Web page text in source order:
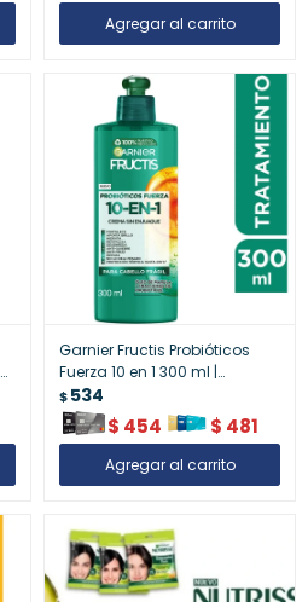
Garnier Fructis Probióticos
Fuerza 10 en 1 300 ml |
Shampoo Nutritivo para
Cabello Fuerte y Saludable
$534
$ 454 $ 481